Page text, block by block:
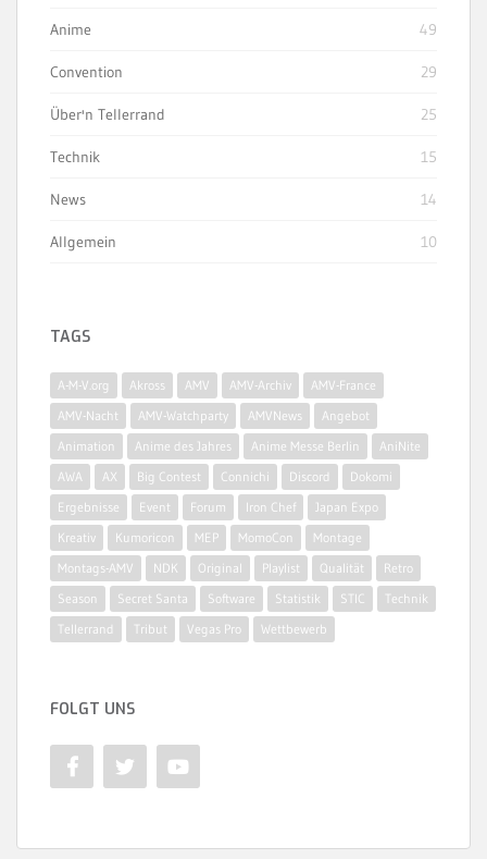
Anime 49
Convention 29
Über'n Tellerrand 25
Technik 15
News 14
Allgemein 10
TAGS
A-M-V.org Akross AMV AMV-Archiv
AMV-France
AMV-Nacht
AMV-Watchparty AMVNews
Angebot
Animation
Anime des Jahres Anime Messe Berlin
AniNite
AWA
AX Big Contest Connichi Discord
Dokomi
Ergebnisse
Event Forum Iron Chef
Japan Expo
Kreativ
Kumoricon MEP MomoCon
Montage
Montags-AMV
NDK Original Playlist Qualität
Retro
Season
Secret Santa Software Statistik STIC
Technik
Tellerrand
Tribut Vegas Pro Wettbewerb
FOLGT UNS